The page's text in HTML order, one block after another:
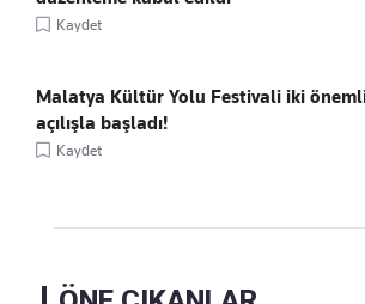
Kaydet
Malatya Kültür Yolu Festivali iki
açılışla başladı!
Kaydet